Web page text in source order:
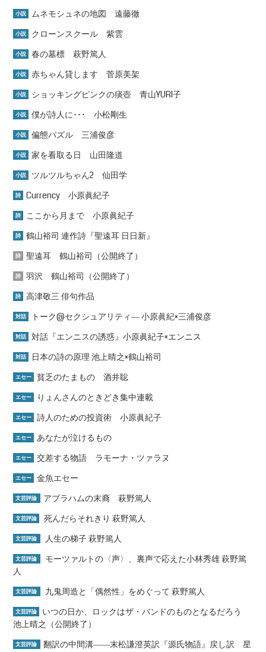
小説 ムネモシュネの地図 遠藤徹
小説 クローンスクール 紫雲
小説 春の墓標 萩野篤人
小説 赤ちゃん貸します 菅原美架
小説 ショッキングピンクの痰壺 青山YURI子
小説 僕が詩人に･･･ 小松剛生
小説 偏態パズル 三浦俊彦
小説 家を看取る日 山田隆道
小説 ツルツルちゃん2 仙田学
詩 Currency 小原眞紀子
詩 ここから月まで 小原眞紀子
詩 鶴山裕司 連作詩『聖遠耳 日日新』
詩 聖遠耳 鶴山裕司（公開終了）
詩 羽沢 鶴山裕司（公開終了）
詩 高津敬三 俳句作品
対話 トーク@セクシュアリティ― 小原眞紀×三浦俊彦
対話 対話『エンニスの誘惑』小原眞紀子×エンニス
対話 日本の詩の原理 池上晴之×鶴山裕司
エセー 貧乏のたまもの 酒井聡
エセー りょんさんのときどき集中連載
エセー 詩人のための投資術 小原眞紀子
エセー あなたが泣けるもの
エセー 交差する物語 ラモーナ・ツァラヌ
エセー 金魚エセー
文芸評論 アブラハムの末裔 萩野篤人
文芸評論 死んだらそれきり 萩野篤人
文芸評論 人生の梯子 萩野篤人
文芸評論
モーツァルトの〈声〉、裏声で応えた小林秀雄 萩野篤
人
文芸評論 九鬼周造と「偶然性」をめぐって 萩野篤人
文芸評論
いつの日か、ロックはザ・バンドのものとなるだろう
池上晴之（公開終了）
文芸評論
翻訳の中間溝――末松謙澄英訳『源氏物語』戻し訳 星